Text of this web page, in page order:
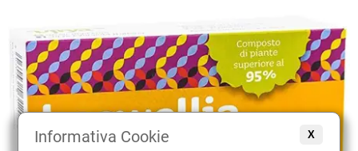
X
Informativa Cookie